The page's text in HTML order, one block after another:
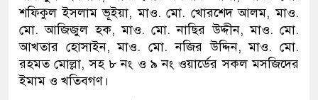
শফিকুল ইসলাম ভূইয়া, মাও. মো. খোরশেদ আলম, মাও.
মো. আজিজুল হক, মাও. মো. নাছির উদ্দীন, মাও. মো.
আখতার হোসাইন, মাও. মো. নজির উদ্দিন, মাও. মো.
রহমত মোল্লা, সহ ৮ নং ও ৯ নং ওয়ার্ডের সকল মসজিদের
ইমাম ও খতিবগণ।